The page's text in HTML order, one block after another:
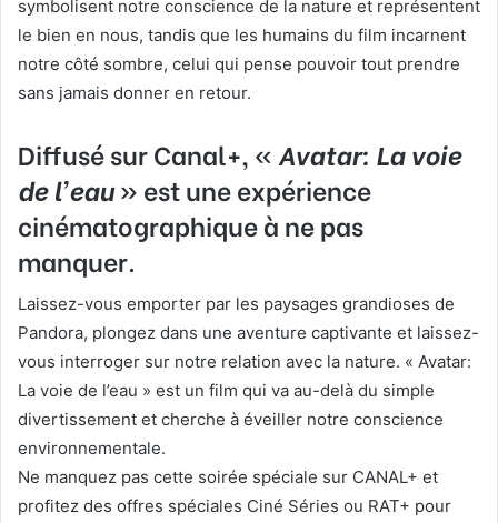
symbolisent notre conscience de la nature et représentent
le bien en nous, tandis que les humains du film incarnent
notre côté sombre, celui qui pense pouvoir tout prendre
sans jamais donner en retour.
Diffusé sur Canal+, « Avatar: La voie
de l’eau» est une expérience
cinématographique à ne pas
manquer.
Laissez-vous emporter par les paysages grandioses de
Pandora, plongez dans une aventure captivante et laissez-
vous interroger sur notre relation avec la nature. « Avatar:
La voie de l’eau » est un film qui va au-delà du simple
divertissement et cherche à éveiller notre conscience
environnementale.
Ne manquez pas cette soirée spéciale sur CANAL+ et
profitez des offres spéciales Ciné Séries ou RAT+ pour